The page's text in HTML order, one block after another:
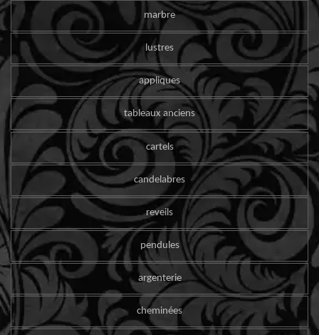
marbre
lustres
appliques
tableaux anciens
cartels
candelabres
reveils
pendules
argenterie
cheminées